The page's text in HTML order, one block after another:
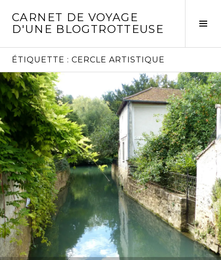
contenu
CARNET DE VOYAGE
D'UNE BLOGTROTTEUSE
ÉTIQUETTE : CERCLE ARTISTIQUE